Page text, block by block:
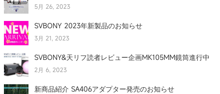
5月 26, 2023
SVBONY 2023年新製品のお知らせ
3月 21, 2023
SVBONY&天リフ読者レビュー企画MK105MM鏡筒進行中
2月 6, 2023
新商品紹介 SA406アダプター発売のお知らせ